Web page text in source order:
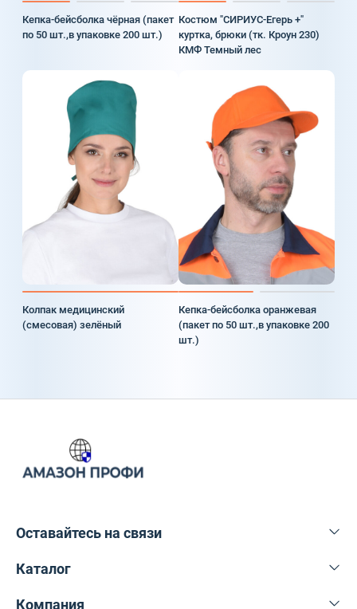
Кепка-бейсболка чёрная (пакет
по 50 шт.,в упаковке 200 шт.)
Костюм "СИРИУС-Егерь +"
куртка, брюки (тк. Кроун 230)
КМФ Темный лес
Колпак медицинский
(смесовая) зелёный
Кепка-бейсболка оранжевая
(пакет по 50 шт.,в упаковке 200
шт.)
Оставайтесь на связи
+375 29 616-27-76
info@amazonprofi.by
Каталог
Компания